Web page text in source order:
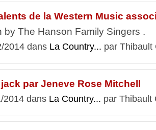
de la Western Music
by The Hanson Family Singers .
2014 dans La Country... par
par Jeneve Rose Mitchell
2014 dans La Country... par